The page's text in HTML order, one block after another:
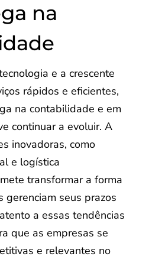
na
e a crescente
rápidos e eficientes,
na contabilidade e em
continuar a evoluir. A
inovadoras, como
e logística
transformar a forma
gerenciam seus prazos
a essas tendências
que as empresas se
e relevantes no